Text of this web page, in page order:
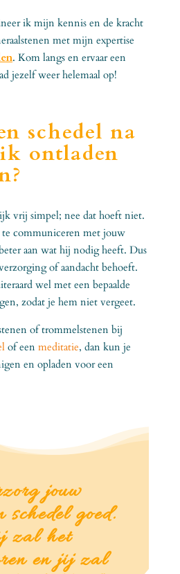
ik mijn kennis en de kracht
met mijn expertise
. Kom langs en ervaar een
jezelf weer helemaal op!
schedel na
ontladen
vrij simpel; nee dat hoeft niet.
communiceren met jouw
aan wat hij nodig heeft. Dus
of aandacht behoeft.
wel met een bepaalde
zodat je hem niet vergeet.
of trommelstenen bij
of een meditatie, dan kun je
en opladen voor een
jouw
schedel goed.
zal het
en jij zal